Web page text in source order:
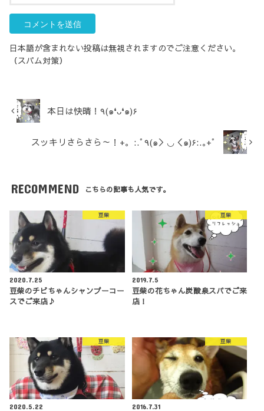
日本語が含まれない投稿は無視されますのでご注意ください。
（スパム対策）
本日は快晴！٩(๑❛ᴗ❛๑)۶
スッキリさらさら～！+。:.ﾟ٩(๑＞◡＜๑)۶:.｡+ﾟ
RECOMMEND こちらの記事も人気です。
豆柴
2020.7.25
豆柴のチビちゃんシャンプーコー
スでご来店♪
豆柴
2019.7.5
豆柴の花ちゃん炭酸泉スパでご来
店！
豆柴
2020.5.22
豆柴
2016.7.31